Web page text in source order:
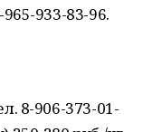
933-83-96.
8-906-373-01-